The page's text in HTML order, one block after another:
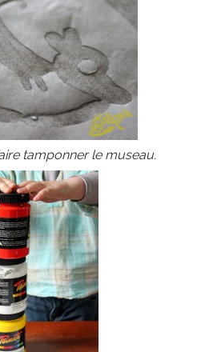
tamponner le museau.